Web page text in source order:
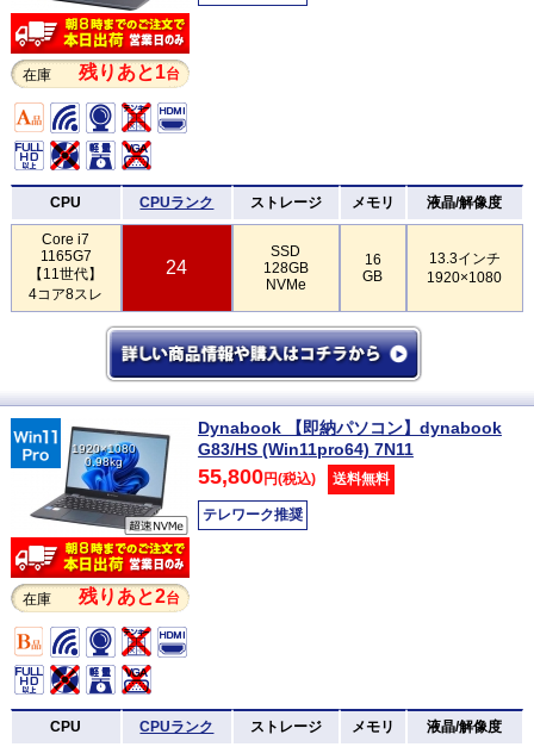
在庫 残りあと1台
CPU CPUランク ストレージ メモリ 液晶/解像度
Core i7
1165G7
【11世代】
4コア8スレ
24
SSD
128GB
NVMe
16
GB
13.3インチ
1920×1080
1920×1080
0.98kg
在庫 残りあと2台
Dynabook 【即納パソコン】dynabook
G83/HS (Win11pro64) 7N11
55,800円(税込) 送料無料
テレワーク推奨
CPU CPUランク ストレージ メモリ 液晶/解像度